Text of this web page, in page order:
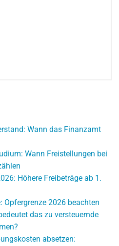
Wann das Finanzamt
Wann Freistellungen bei
Höhere Freibeträge ab 1.
Opfergrenze 2026 beachten
das zu versteuernde
absetzen: